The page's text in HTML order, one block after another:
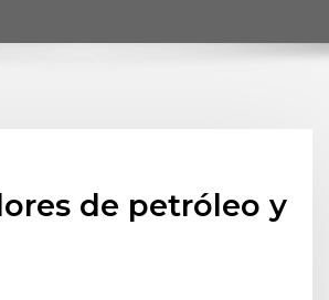
de petróleo y